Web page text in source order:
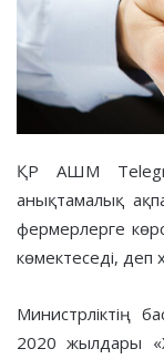
ҚР АШМ
анықтамалық
фермерлерге
көмектеседі, деп
Министрліктің
2020 жылдары